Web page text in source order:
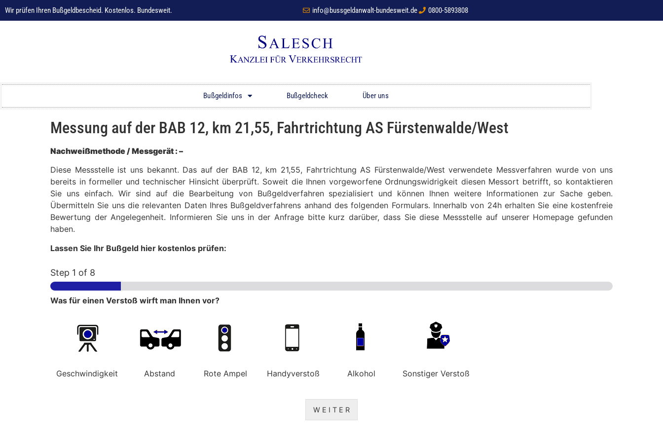
Wir prüfen Ihren Bußgeldbescheid. Kostenlos. Bundesweit. info@bussgeldanwalt-bundesweit.de 0800-5893808
Bußgeldinfos Bußgeldcheck Über uns
Messung auf der BAB 12, km 21,55, Fahrtrichtung AS Fürstenwalde/West
Nachweißmethode / Messgerät : –
Diese Messstelle ist uns bekannt. Das auf der BAB 12, km 21,55, Fahrtrichtung AS Fürstenwalde/West verwendete Messverfahren wurde von uns
bereits in formeller und technischer Hinsicht überprüft. Soweit die Ihnen vorgeworfene Ordnungswidrigkeit diesen Messort betrifft, so kontaktieren
Sie uns einfach. Wir sind auf die Bearbeitung von Bußgeldverfahren spezialisiert und können Ihnen weitere Informationen zur Sache geben.
Übermitteln Sie uns die relevanten Daten Ihres Bußgeldverfahrens anhand des folgenden Formulars. Innerhalb von 24h erhalten Sie eine kostenfreie
Bewertung der Angelegenheit. Informieren Sie uns in der Anfrage bitte kurz darüber, dass Sie diese Messstelle auf unserer Homepage gefunden
haben.
Lassen Sie Ihr Bußgeld hier kostenlos prüfen:
Step 1 of 8
Was für einen Verstoß wirft man Ihnen vor?
Geschwindigkeit Abstand Rote Ampel Handyverstoß Alkohol Sonstiger Verstoß
W E I T E R